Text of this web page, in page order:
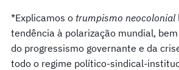
*Explicamos o trumpismo neocolonial
tendência à polarização mundial,
do progressismo governante e da
todo o regime político-sindical-